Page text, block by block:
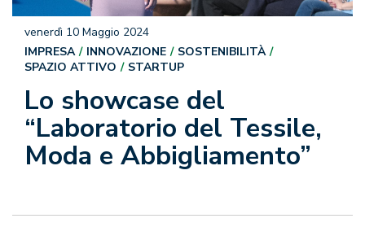
Lo showcase del
“Laboratorio del Tessile,
Moda e Abbigliamento”
venerdì 10 Maggio 2024
IMPRESA
INNOVAZIONE
SOSTENIBILITÀ
SPAZIO ATTIVO
STARTUP